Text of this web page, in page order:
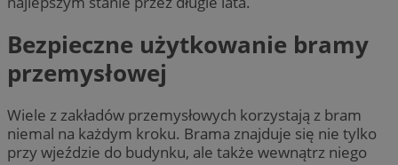
Bezpieczne użytkowanie bramy
przemysłowej
Wiele z zakładów przemysłowych korzystają z bram
niemal na każdym kroku. Brama znajduje się nie tylko
przy wjeździe do budynku, ale także wewnątrz niego